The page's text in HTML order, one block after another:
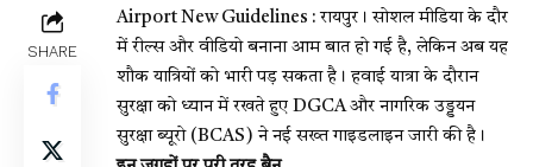
SHARE
Airport New Guidelines : रायपुर। सोशल मीडिया के दौर
में रील्स और वीडियो बनाना आम बात हो गई है, लेकिन अब यह
शौक यात्रियों को भारी पड़ सकता है। हवाई यात्रा के दौरान
सुरक्षा को ध्यान में रखते हुए DGCAऔर नागरिक उड्डयन
सुरक्षा ब्यूरो (BCAS) ने नई सख्त गाइडलाइन जारी की है।